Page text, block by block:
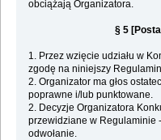
obciążają Organizatora.
§ 5
1. Przez wzięcie udziału w
zgodę na niniejszy
2. Organizator ma głos
poprawne i/lub punktowane.
2. Decyzje Organizatora
przewidziane w Regulaminie
odwołanie.